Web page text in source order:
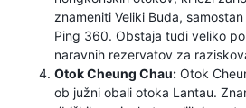
znameniti Veliki Buda,
Ping 360. Obstaja tudi veliko
naravnih rezervatov za
Otok Cheung Chau: Otok
ob južni obali otoka Lantau.